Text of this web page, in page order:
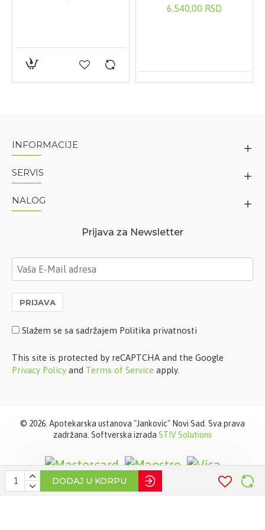
DODAJ U KORPU
Brend: La Roche Posay
Linija:
La Roche Posay EFFACLAR
6.540,00 RSD
INFORMACIJE
SERVIS
NALOG
Prijava za Newsletter
PRIJAVA
Slažem se sa sadržajem Politika privatnosti
This site is protected by reCAPTCHA and the Google
Privacy Policy and Terms of Service apply.
© 2026. Apotekarska ustanova "Jankovic" Novi Sad. Sva prava
zadržana. Softverska izrada STIV Solutions